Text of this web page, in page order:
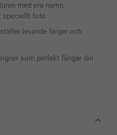
med era namn,
speciellt foto
levande färger och
som perfekt fångar din